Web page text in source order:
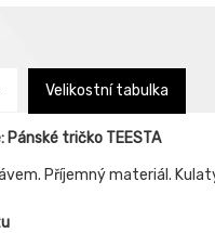
Velikostní tabulka
tričko TEESTA
Příjemný materiál.